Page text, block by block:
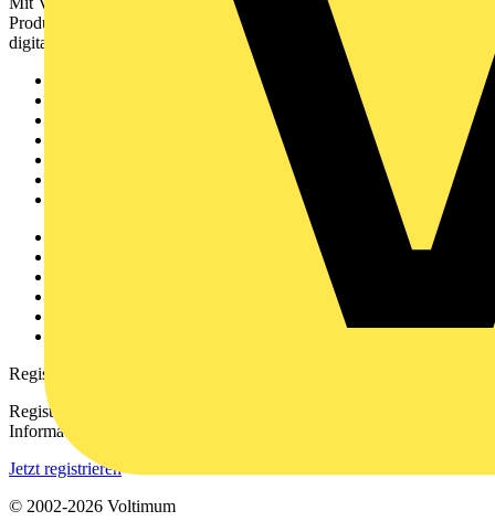
Produktinformationen, Schulungen und Tools – alles auf einer
digitalen Plattform und Community.
Registrierung
Registrieren Sie sich kostenlos und erhalten Sie stets aktuelle
Informationen aus der Elektroindustrie.
Jetzt registrieren
© 2002-2026 Voltimum